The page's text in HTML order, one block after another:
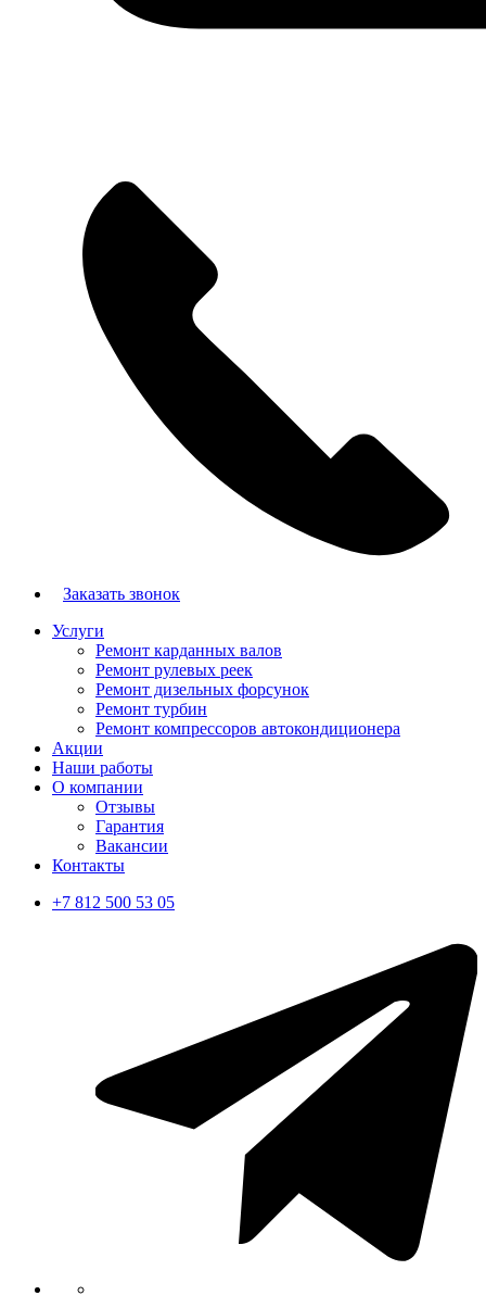
Заказать звонок
Услуги
Ремонт карданных валов
Ремонт рулевых реек
Ремонт дизельных форсунок
Ремонт турбин
Ремонт компрессоров автокондиционера
Акции
Наши работы
О компании
Отзывы
Гарантия
Вакансии
Контакты
+7 812 500 53 05